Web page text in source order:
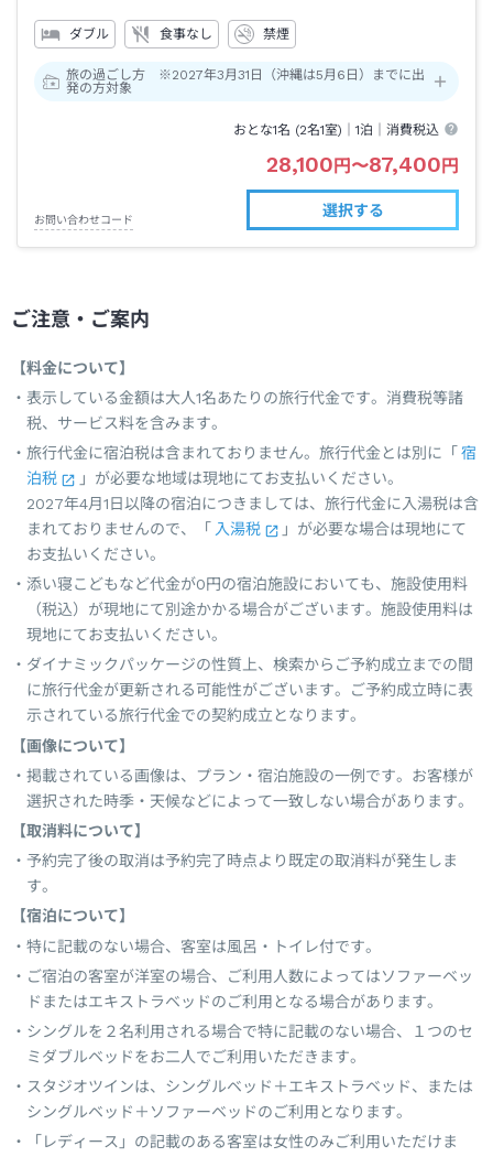
ダブル 食事なし 禁煙
旅の過ごし方 ※2027年3月31日（沖縄は5月6日）までに出
発の方対象
おとな1名 (2名1室)｜1泊 ｜消費税込
28,100 円 〜87,400 円
お問い合わせコード
選択する
ご注意・ご案内
【料金について】
表示している金額は大人1名あたりの旅行代金です。消費税等諸
税、サービス料を含みます。
旅行代金に宿泊税は含まれておりません。旅行代金とは別に「 宿
泊税
」が必要な地域は現地にてお支払いください。
2027年4月1日以降の宿泊につきましては、旅行代金に入湯税は含
まれておりませんので、「 入湯税
」が必要な場合は現地にて
お支払いください。
添い寝こどもなど代金が0円の宿泊施設においても、施設使用料
（税込）が現地にて別途かかる場合がございます。施設使用料は
現地にてお支払いください。
ダイナミックパッケージの性質上、検索からご予約成立までの間
に旅行代金が更新される可能性がございます。ご予約成立時に表
示されている旅行代金での契約成立となります。
【画像について】
掲載されている画像は、プラン・宿泊施設の一例です。お客様が
選択された時季・天候などによって一致しない場合があります。
【取消料について】
予約完了後の取消は予約完了時点より既定の取消料が発生しま
す。
【宿泊について】
特に記載のない場合、客室は風呂・トイレ付です。
ご宿泊の客室が洋室の場合、ご利用人数によってはソファーベッ
ドまたはエキストラベッドのご利用となる場合があります。
シングルを２名利用される場合で特に記載のない場合、１つのセ
ミダブルベッドをお二人でご利用いただきます。
スタジオツインは、シングルベッド＋エキストラベッド、または
シングルベッド＋ソファーベッドのご利用となります。
「レディース」の記載のある客室は女性のみご利用いただけま